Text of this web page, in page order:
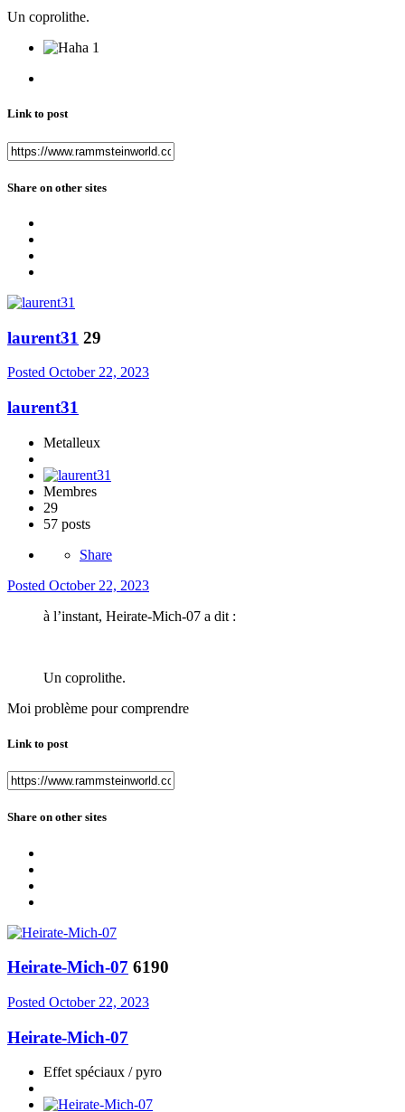
Un coprolithe.
1
Link to post
Share on other sites
laurent31 29
Posted October 22, 2023
laurent31
Metalleux
Membres
29
57 posts
Share
Posted October 22, 2023
à l’instant, Heirate-Mich-07 a dit :
Un coprolithe.
Moi problème pour comprendre
Link to post
Share on other sites
Heirate-Mich-07 6190
Posted October 22, 2023
Heirate-Mich-07
Effet spéciaux / pyro